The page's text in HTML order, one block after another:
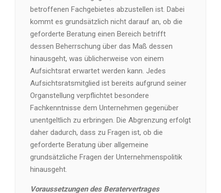
betroffenen Fachgebietes abzustellen ist. Dabei
kommt es grundsätzlich nicht darauf an, ob die
geforderte Beratung einen Bereich betrifft
dessen Beherrschung über das Maß dessen
hinausgeht, was üblicherweise von einem
Aufsichtsrat erwartet werden kann. Jedes
Aufsichtsratsmitglied ist bereits aufgrund seiner
Organstellung verpflichtet besondere
Fachkenntnisse dem Unternehmen gegenüber
unentgeltlich zu erbringen. Die Abgrenzung erfolgt
daher dadurch, dass zu Fragen ist, ob die
geforderte Beratung über allgemeine
grundsätzliche Fragen der Unternehmenspolitik
hinausgeht.
Voraussetzungen des Beratervertrages